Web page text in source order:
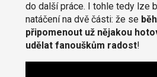
do další práce. I tohle tedy lze
natáčení na dvě části: že se
připomenout už nějakou
udělat fanouškům radost!